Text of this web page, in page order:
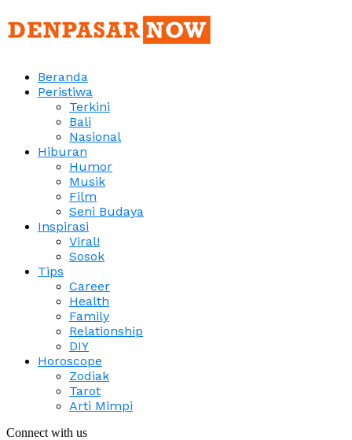
Beranda
Peristiwa
Terkini
Bali
Nasional
Hiburan
Humor
Musik
Film
Seni Budaya
Inspirasi
Viral!
Sosok
Tips
Career
Health
Family
Relationship
DIY
Horoscope
Zodiak
Tarot
Arti Mimpi
Connect with us